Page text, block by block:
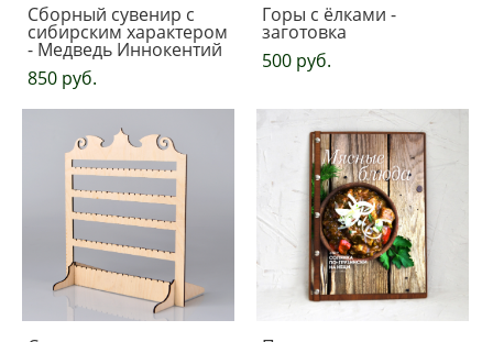
Сборный сувенир с
сибирским характером
- Медведь Иннокентий
850 pуб.
Горы с ёлками -
заготовка
500 pуб.